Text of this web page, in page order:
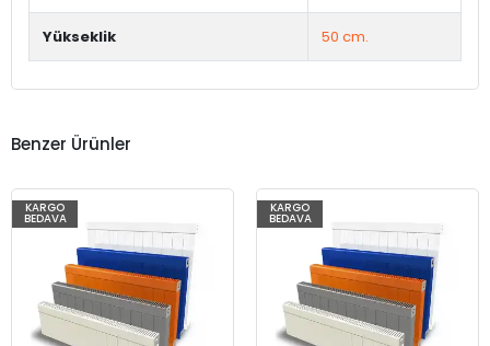
Yükseklik 50 cm.
Benzer Ürünler
KARGO
BEDAVA
KARGO
BEDAVA